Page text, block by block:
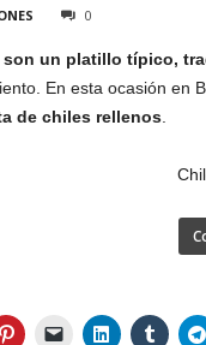
0
un platillo típico,
En esta ocasión en
de chiles rellenos.